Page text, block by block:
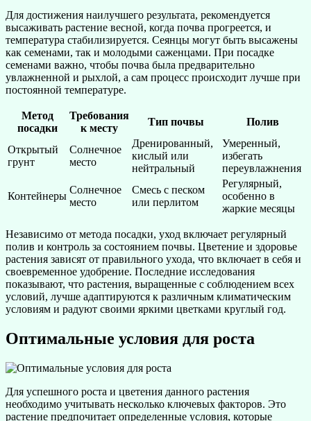
Для достижения наилучшего результата, рекомендуется
высаживать растение весной, когда почва прогреется, и
температура стабилизируется. Сеянцы могут быть высажены
как семенами, так и молодыми саженцами. При посадке
семенами важно, чтобы почва была предварительно
увлажненной и рыхлой, а сам процесс происходит лучше при
постоянной температуре.
Метод
посадки
Требования
к месту
Тип почвы Полив
Открытый
грунт
Солнечное
место
Дренированный,
кислый или
нейтральный
Умеренный,
избегать
переувлажнения
Контейнеры
Солнечное
место
Смесь с песком
или перлитом
Регулярный,
особенно в
жаркие месяцы
Независимо от метода посадки, уход включает регулярный
полив и контроль за состоянием почвы. Цветение и здоровье
растения зависят от правильного ухода, что включает в себя и
своевременное удобрение. Последние исследования
показывают, что растения, выращенные с соблюдением всех
условий, лучше адаптируются к различным климатическим
условиям и радуют своими яркими цветками круглый год.
Оптимальные условия для роста
Для успешного роста и цветения данного растения
необходимо учитывать несколько ключевых факторов. Это
растение предпочитает определенные условия, которые